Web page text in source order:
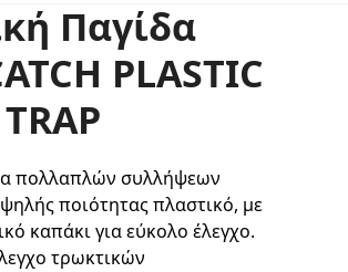
Παγίδα
PLASTIC
πολλαπλών συλλήψεων
ποιότητας πλαστικό, με
καπάκι για εύκολο έλεγχο.
τρωκτικών